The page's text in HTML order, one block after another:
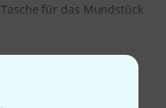
für das Mundstück